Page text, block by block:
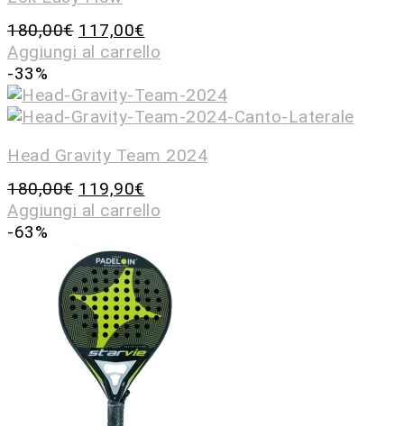
180,00€ 117,00€
Aggiungi al carrello
-33%
Head Gravity Team 2024
180,00€ 119,90€
Aggiungi al carrello
-63%